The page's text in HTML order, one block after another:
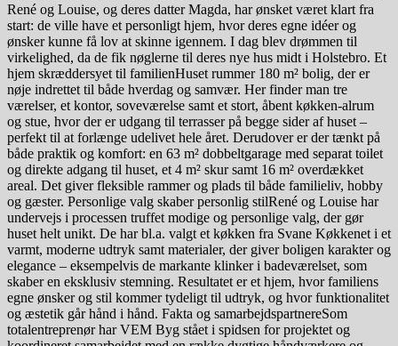
René og Louise, og deres datter Magda, har ønsket været klart fra
start: de ville have et personligt hjem, hvor deres egne idéer og
ønsker kunne få lov at skinne igennem. I dag blev drømmen til
virkelighed, da de fik nøglerne til deres nye hus midt i Holstebro. Et
hjem skræddersyet til familienHuset rummer 180 m² bolig, der er
nøje indrettet til både hverdag og samvær. Her finder man tre
værelser, et kontor, soveværelse samt et stort, åbent køkken-alrum
og stue, hvor der er udgang til terrasser på begge sider af huset –
perfekt til at forlænge udelivet hele året. Derudover er der tænkt på
både praktik og komfort: en 63 m² dobbeltgarage med separat toilet
og direkte adgang til huset, et 4 m² skur samt 16 m² overdækket
areal. Det giver fleksible rammer og plads til både familieliv, hobby
og gæster. Personlige valg skaber personlig stilRené og Louise har
undervejs i processen truffet modige og personlige valg, der gør
huset helt unikt. De har bl.a. valgt et køkken fra Svane Køkkenet i et
varmt, moderne udtryk samt materialer, der giver boligen karakter og
elegance – eksempelvis de markante klinker i badeværelset, som
skaber en eksklusiv stemning. Resultatet er et hjem, hvor familiens
egne ønsker og stil kommer tydeligt til udtryk, og hvor funktionalitet
og æstetik går hånd i hånd. Fakta og samarbejdspartnereSom
totalentreprenør har VEM Byg stået i spidsen for projektet og